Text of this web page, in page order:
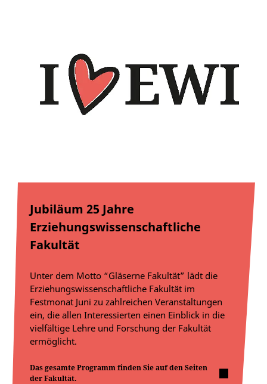
Jubiläum 25 Jahre
Erziehungswissenschaftliche
Fakultät
Unter dem Motto “Gläserne Fakultät” lädt die
Erziehungswissenschaftliche Fakultät im
Festmonat Juni zu zahlreichen Veranstaltungen
ein, die allen Interessierten einen Einblick in die
vielfältige Lehre und Forschung der Fakultät
ermöglicht.
Das gesamte Programm finden Sie auf den Seiten
der Fakultät.